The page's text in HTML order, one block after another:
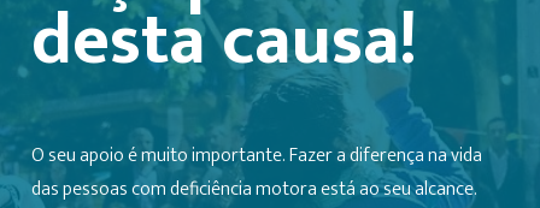
desta causa!
O seu apoio é muito importante. Fazer a diferença na vida
das pessoas com deficiência motora está ao seu alcance.